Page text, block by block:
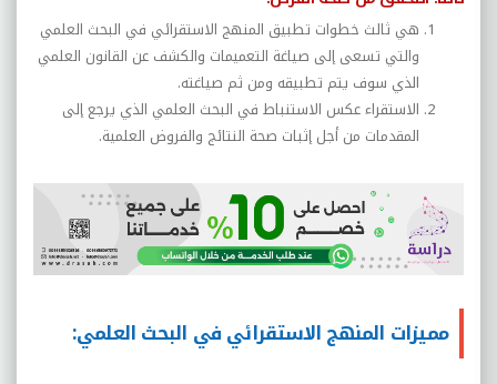
هي ثالث خطوات تطبيق المنهج الاستقرائي في البحث العلمي
والتي تسعى إلى صياغة التعميمات والكشف عن القانون العلمي
الذي سوف يتم تطبيقه ومن ثم صياغته.
الاستقراء عكس الاستنباط في البحث العلمي الذي يرجع إلى
المقدمات من أجل إثبات صحة النتائج والفروض العلمية.
مميزات المنهج الاستقرائي في البحث العلمي: